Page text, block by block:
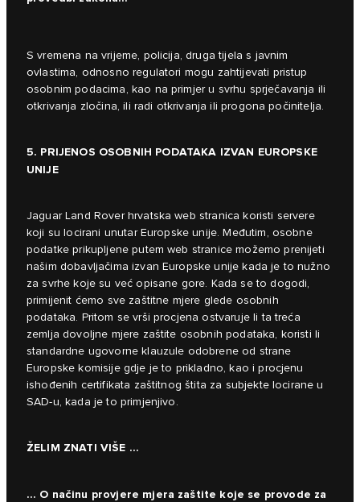
S vremena na vrijeme, policija, druga tijela s javnim
ovlastima, odnosno regulatori mogu zahtijevati pristup
osobnim podacima, kao na primjer u svrhu sprječavanja ili
otkrivanja zločina, ili radi otkrivanja ili progona počinitelja.
5. PRIJENOS OSOBNIH PODATAKA IZVAN EUROPSKE
UNIJE
Jaguar Land Rover hrvatska web stranica koristi servere
koji su locirani unutar Europske unije. Međutim, osobne
podatke prikupljene putem web stranice možemo prenijeti
našim dobavljačima izvan Europske unije kada je to nužno
za svrhe koje su već opisane gore. Kada se to dogodi,
primijenit ćemo sve zaštitne mjere glede osobnih
podataka. Pritom se vrši procjena ostvaruje li ta treća
zemlja dovoljne mjere zaštite osobnih podataka, koristi li
standardne ugovorne klauzule odobrene od strane
Europske komisije gdje je to prikladno, kao i procjenu
ishođenih certifikata zaštitnog štita za subjekte locirane u
SAD-u, kada je to primjenjivo.
ŽELIM ZNATI VIŠE ...
… O načinu provjere mjera zaštite koje se provode za